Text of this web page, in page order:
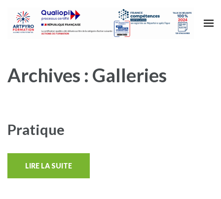
contenu
Archives : Galleries
Pratique
LIRE LA SUITE